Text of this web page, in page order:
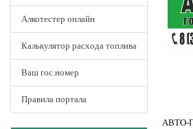
Алкотестер онлайн
Калькулятор расхода топлива
Ваш гос.номер
Правила портала
АВТО-